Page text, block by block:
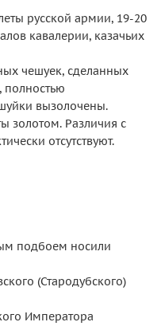
русской армии, 19-20
кавалерии, казачьих
чешуек, сделанных
вызолочены.
золотом. Различия с
отсутствуют.
подбоем носили
(Стародубского)
Императора